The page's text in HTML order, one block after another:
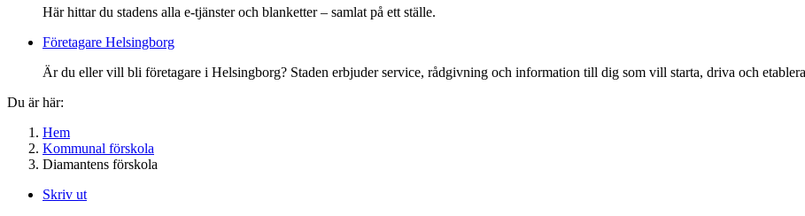
Här hittar du stadens alla e-tjänster och blanketter – samlat på ett ställe.
Företagare Helsingborg
Är du eller vill bli företagare i Helsingborg? Staden erbjuder service, rådgivning och information till dig som vill starta, driva och
Du är här:
Hem
Kommunal förskola
Diamantens förskola
Skriv ut